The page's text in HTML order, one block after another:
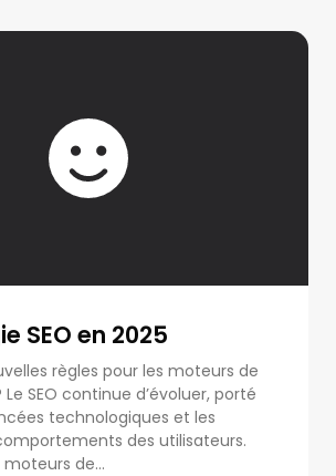
SEO en 2025
règles pour les moteurs de
SEO continue d’évoluer, porté
technologiques et les
des utilisateurs.
moteurs de...